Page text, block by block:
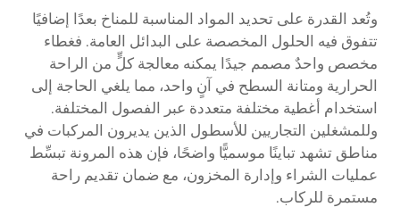
وتُعد القدرة على تحديد المواد المناسبة للمناخ بعدًا إضافيًا
تتفوق فيه الحلول المخصصة على البدائل العامة. فغطاء
مخصص واحدٌ مصمم جيدًا يمكنه معالجة كلٍّ من الراحة
الحرارية ومتانة السطح في آنٍ واحد، مما يلغي الحاجة إلى
استخدام أغطية مختلفة متعددة عبر الفصول المختلفة.
وللمشغلين التجاريين للأسطول الذين يديرون المركبات في
مناطق تشهد تباينًا موسميًّا واضحًا، فإن هذه المرونة تبسِّط
عمليات الشراء وإدارة المخزون، مع ضمان تقديم راحة
مستمرة للركاب.